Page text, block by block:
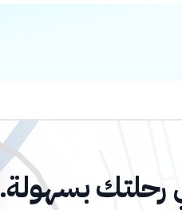
رحلتك بسهولة.